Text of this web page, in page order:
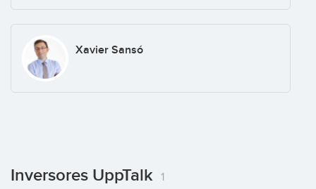
Xavier Sansó
Inversores UppTalk 1